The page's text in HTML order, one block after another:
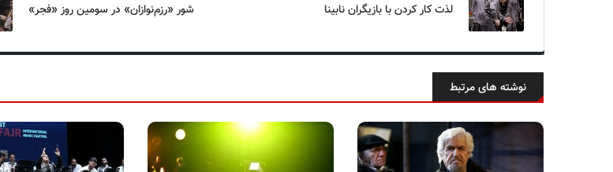
لذت کار کردن با بازیگران نابینا شور «رزم‌نوازان» در سومین روز «فجر»
نوشته های مرتبط